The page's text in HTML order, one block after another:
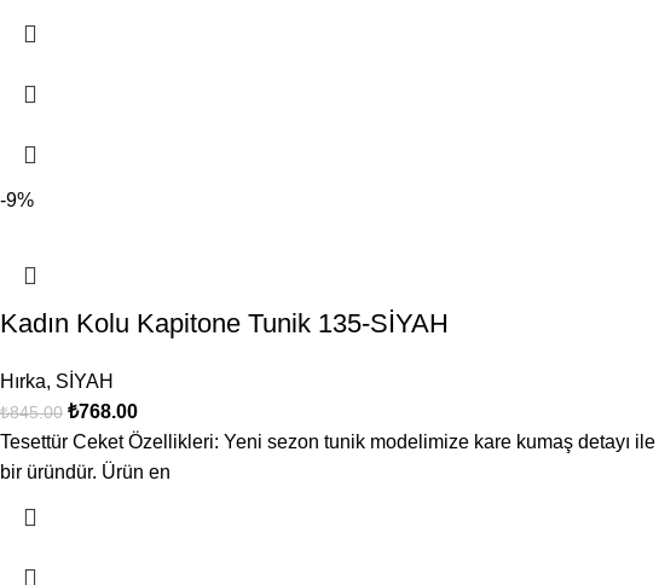
-9%
Kadın Kolu Kapitone Tunik 135-SİYAH
Hırka, SİYAH
₺845.00 ₺768.00
Tesettür Ceket Özellikleri: Yeni sezon tunik modelimize kare kumaş detayı
bir üründür. Ürün en